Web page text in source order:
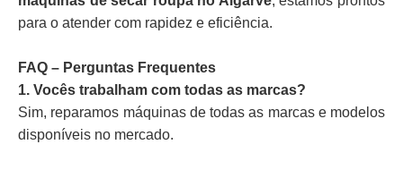
para o atender com rapidez e eficiência.
FAQ – Perguntas Frequentes
1. Vocês trabalham com todas as marcas?
Sim, reparamos máquinas de todas as marcas e modelos
disponíveis no mercado.